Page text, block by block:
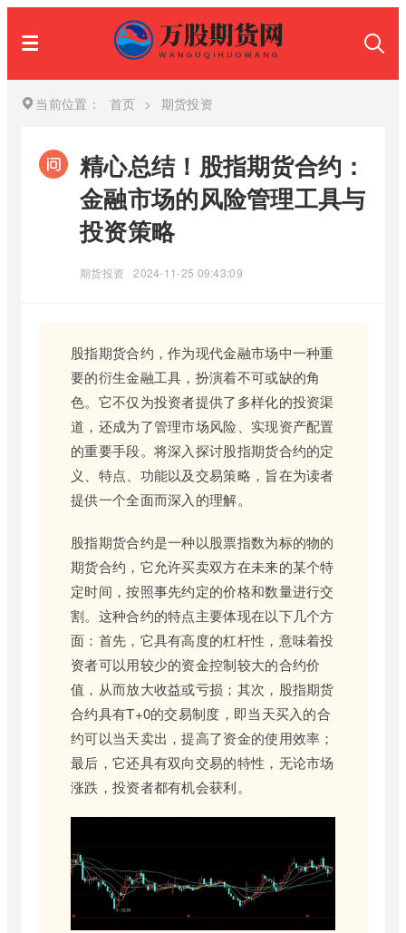
当前位置： 首页 > 期货投资
精心总结！股指期货合约：
金融市场的风险管理工具与
投资策略
期货投资 2024-11-25 09:43:09
股指期货合约，作为现代金融市场中一种重
要的衍生金融工具，扮演着不可或缺的角
色。它不仅为投资者提供了多样化的投资渠
道，还成为了管理市场风险、实现资产配置
的重要手段。将深入探讨股指期货合约的定
义、特点、功能以及交易策略，旨在为读者
提供一个全面而深入的理解。
股指期货合约是一种以股票指数为标的物的
期货合约，它允许买卖双方在未来的某个特
定时间，按照事先约定的价格和数量进行交
割。这种合约的特点主要体现在以下几个方
面：首先，它具有高度的杠杆性，意味着投
资者可以用较少的资金控制较大的合约价
值，从而放大收益或亏损；其次，股指期货
合约具有T+0的交易制度，即当天买入的合
约可以当天卖出，提高了资金的使用效率；
最后，它还具有双向交易的特性，无论市场
涨跌，投资者都有机会获利。